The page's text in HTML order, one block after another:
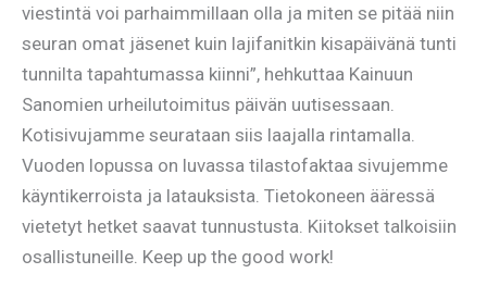
viestintä voi parhaimmillaan olla ja miten se pitää niin
seuran omat jäsenet kuin lajifanitkin kisapäivänä tunti
tunnilta tapahtumassa kiinni”, hehkuttaa Kainuun
Sanomien urheilutoimitus päivän uutisessaan.
Kotisivujamme seurataan siis laajalla rintamalla.
Vuoden lopussa on luvassa tilastofaktaa sivujemme
käyntikerroista ja latauksista. Tietokoneen ääressä
vietetyt hetket saavat tunnustusta. Kiitokset talkoisiin
osallistuneille. Keep up the good work!